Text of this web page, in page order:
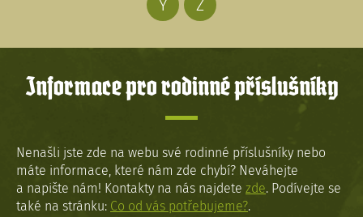
Y
Z
Informace pro rodinné příslušníky
Nenašli jste zde na webu své rodinné příslušníky nebo
máte informace, které nám zde chybí? Neváhejte
a napište nám! Kontakty na nás najdete zde. Podívejte se
také na stránku: Co od vás potřebujeme?.